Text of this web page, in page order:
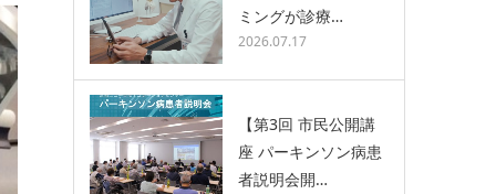
ミングが診療…
2026.07.17
【第3回 市民公開講
座 パーキンソン病患
者説明会開…